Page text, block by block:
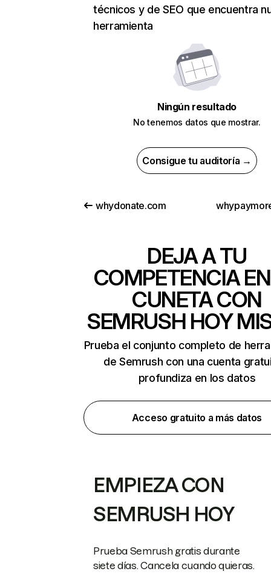
técnicos y de SEO que encuentra
herramienta
Ningún resultado
No tenemos datos que mostrar.
Consigue tu auditoría →
whydonate.com
DEJA A TU
COMPETENCIA
CUNETA CON
SEMRUSH HOY
Prueba el conjunto completo de
de Semrush con una cuenta
profundiza en los datos
Acceso gratuito a más datos
EMPIEZA CON
SEMRUSH HOY
Prueba Semrush gratis durante
siete días. Cancela cuando quieras.